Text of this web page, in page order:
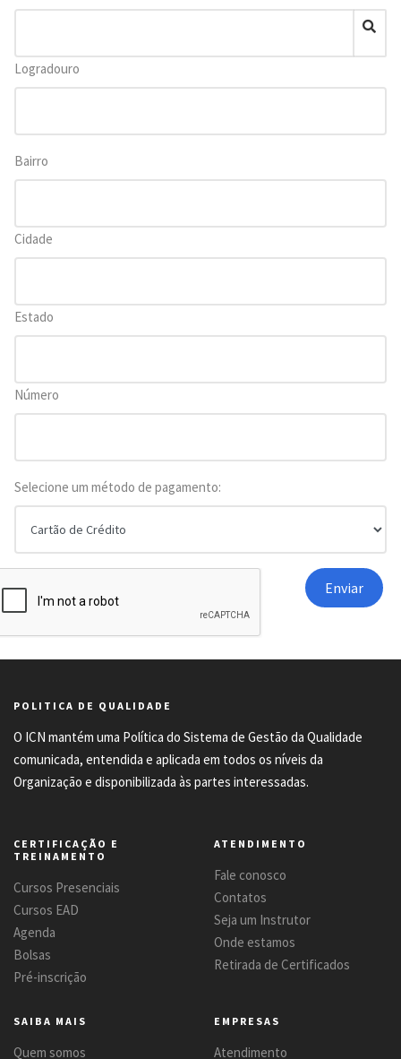
Logradouro
Bairro
Cidade
Estado
Número
Selecione um método de pagamento:
POLITICA DE QUALIDADE
O ICN mantém uma Política do Sistema de Gestão da Qualidade
comunicada, entendida e aplicada em todos os níveis da
Organização e disponibilizada às partes interessadas.
CERTIFICAÇÃO E
TREINAMENTO
Cursos Presenciais
Cursos EAD
Agenda
Bolsas
Pré-inscrição
ATENDIMENTO
Fale conosco
Contatos
Seja um Instrutor
Onde estamos
Retirada de Certificados
SAIBA MAIS
Quem somos
EMPRESAS
Atendimento